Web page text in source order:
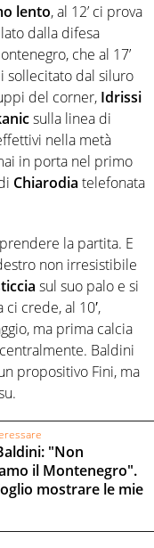
lento, al 12’ ci prova
dalla difesa
che al 17’
sollecitato dal siluro
del corner, Idrissi
sulla linea di
nella metà
in porta nel primo
Chiarodia telefonata
la partita. E
non irresistibile
sul suo palo e si
crede, al 10′,
ma prima calcia
Baldini
propositivo Fini, ma
"Non
il Montenegro".
mostrare le mie